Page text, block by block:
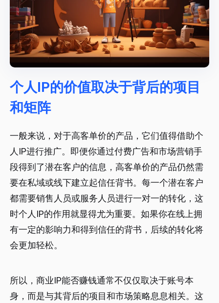
个人IP的价值取决于背后的项目
和矩阵
一般来说，对于高客单价的产品，它们值得借助个
人IP进行推广。即便你通过付费广告和市场营销手
段得到了潜在客户的信息，高客单价的产品仍然需
要在私域或线下建立起信任背书。每一个潜在客户
都需要销售人员或服务人员进行一对一的转化，这
时个人IP的作用就显得尤为重要。如果你在线上拥
有一定的影响力和得到信任的背书，后续的转化将
会更加轻松。
所以，商业IP能否赚钱通常不仅仅取决于账号本
身，而是与其背后的项目和市场策略息息相关。这